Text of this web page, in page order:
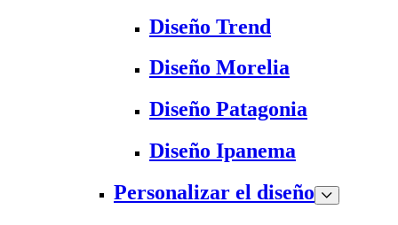
Diseño Trend
Diseño Morelia
Diseño Patagonia
Diseño Ipanema
Personalizar el diseño